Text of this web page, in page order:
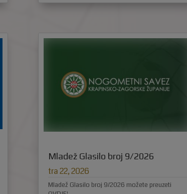
Mladež Glasilo broj 9/2026
tra 22, 2026
Mladež Glasilo broj 9/2026 možete preuzeti